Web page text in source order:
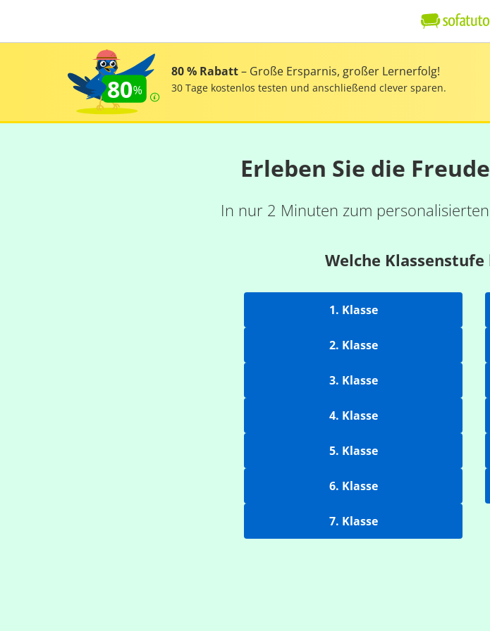
80
80 % Rabatt– Große Ersparnis, großer Lernerfolg!
30 Tage kostenlos testen und anschließend clever sparen.
Erleben Sie die
In nur 2 Minuten zum
Welche
1. Klasse
2. Klasse
3. Klasse
4. Klasse
5. Klasse
6. Klasse
7. Klasse